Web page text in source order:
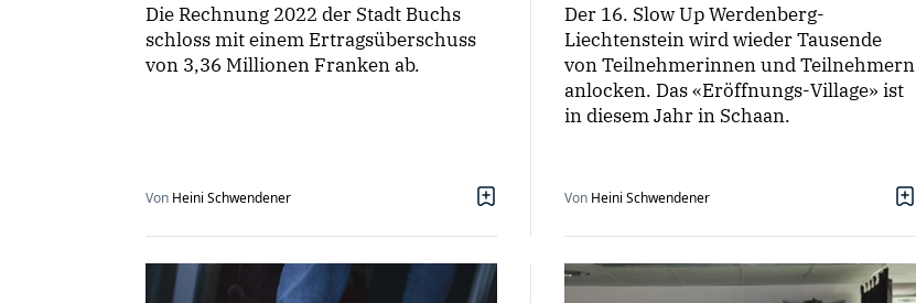
Die Rechnung 2022 der Stadt Buchs
schloss mit einem Ertragsüberschuss
von 3,36 Millionen Franken ab.
Von Heini Schwendener
Der 16. Slow Up Werdenberg-
Liechtenstein wird wieder Tausende
von Teilnehmerinnen und Teilnehmern
anlocken. Das «Eröffnungs-Village» ist
in diesem Jahr in Schaan.
Von Heini Schwendener